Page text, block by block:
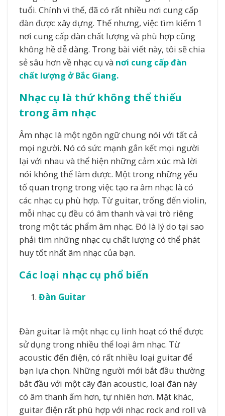
tuổi. Chính vì thế, đã có rất nhiều nơi cung cấp
đàn được xây dựng. Thế nhưng, việc tìm kiếm 1
nơi cung cấp đàn chất lượng và phù hợp cũng
không hề dễ dàng. Trong bài viết này, tôi sẽ chia
sẻ sâu hơn về nhạc cụ và nơi cung cấp đàn
chất lượng ở Bắc Giang.
Nhạc cụ là thứ không thể thiếu
trong âm nhạc
Âm nhạc là một ngôn ngữ chung nói với tất cả
mọi người. Nó có sức mạnh gắn kết mọi người
lại với nhau và thể hiện những cảm xúc mà lời
nói không thể làm được. Một trong những yếu
tố quan trọng trong việc tạo ra âm nhạc là có
các nhạc cụ phù hợp. Từ guitar, trống đến violin,
mỗi nhạc cụ đều có âm thanh và vai trò riêng
trong một tác phẩm âm nhạc. Đó là lý do tại sao
phải tìm những nhạc cụ chất lượng có thể phát
huy tốt nhất âm nhạc của bạn.
Các loại nhạc cụ phổ biến
Đàn Guitar
Đàn guitar là một nhạc cụ linh hoạt có thể được
sử dụng trong nhiều thể loại âm nhạc. Từ
acoustic đến điện, có rất nhiều loại guitar để
bạn lựa chọn. Những người mới bắt đầu thường
bắt đầu với một cây đàn acoustic, loại đàn này
có âm thanh ấm hơn, tự nhiên hơn. Mặt khác,
guitar điện rất phù hợp với nhạc rock and roll và